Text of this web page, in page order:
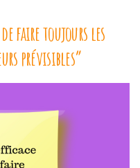
faire toujours les
prévisibles”